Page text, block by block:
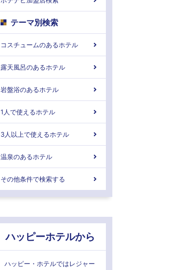
テーマ別検索
コスチュームのあるホテル
露天風呂のあるホテル
岩盤浴のあるホテル
1人で使えるホテル
3人以上で使えるホテル
温泉のあるホテル
その他条件で検索する
ハッピーホテルから
ハッピー・ホテルではレジャー